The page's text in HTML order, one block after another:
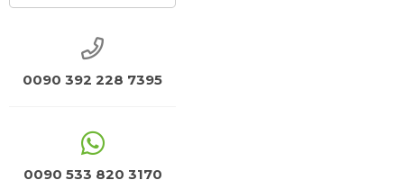
0090 392 228 7395
0090 533 820 3170